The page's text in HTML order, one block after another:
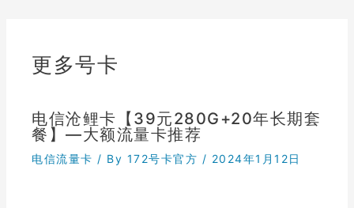
更多号卡
电信沧鲤卡【39元280G+20年长期套
餐】—大额流量卡推荐
电信流量卡 / By 172号卡官方 / 2024年1月12日